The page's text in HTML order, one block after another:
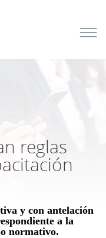
reglas
y con antelación
a la
normativo.